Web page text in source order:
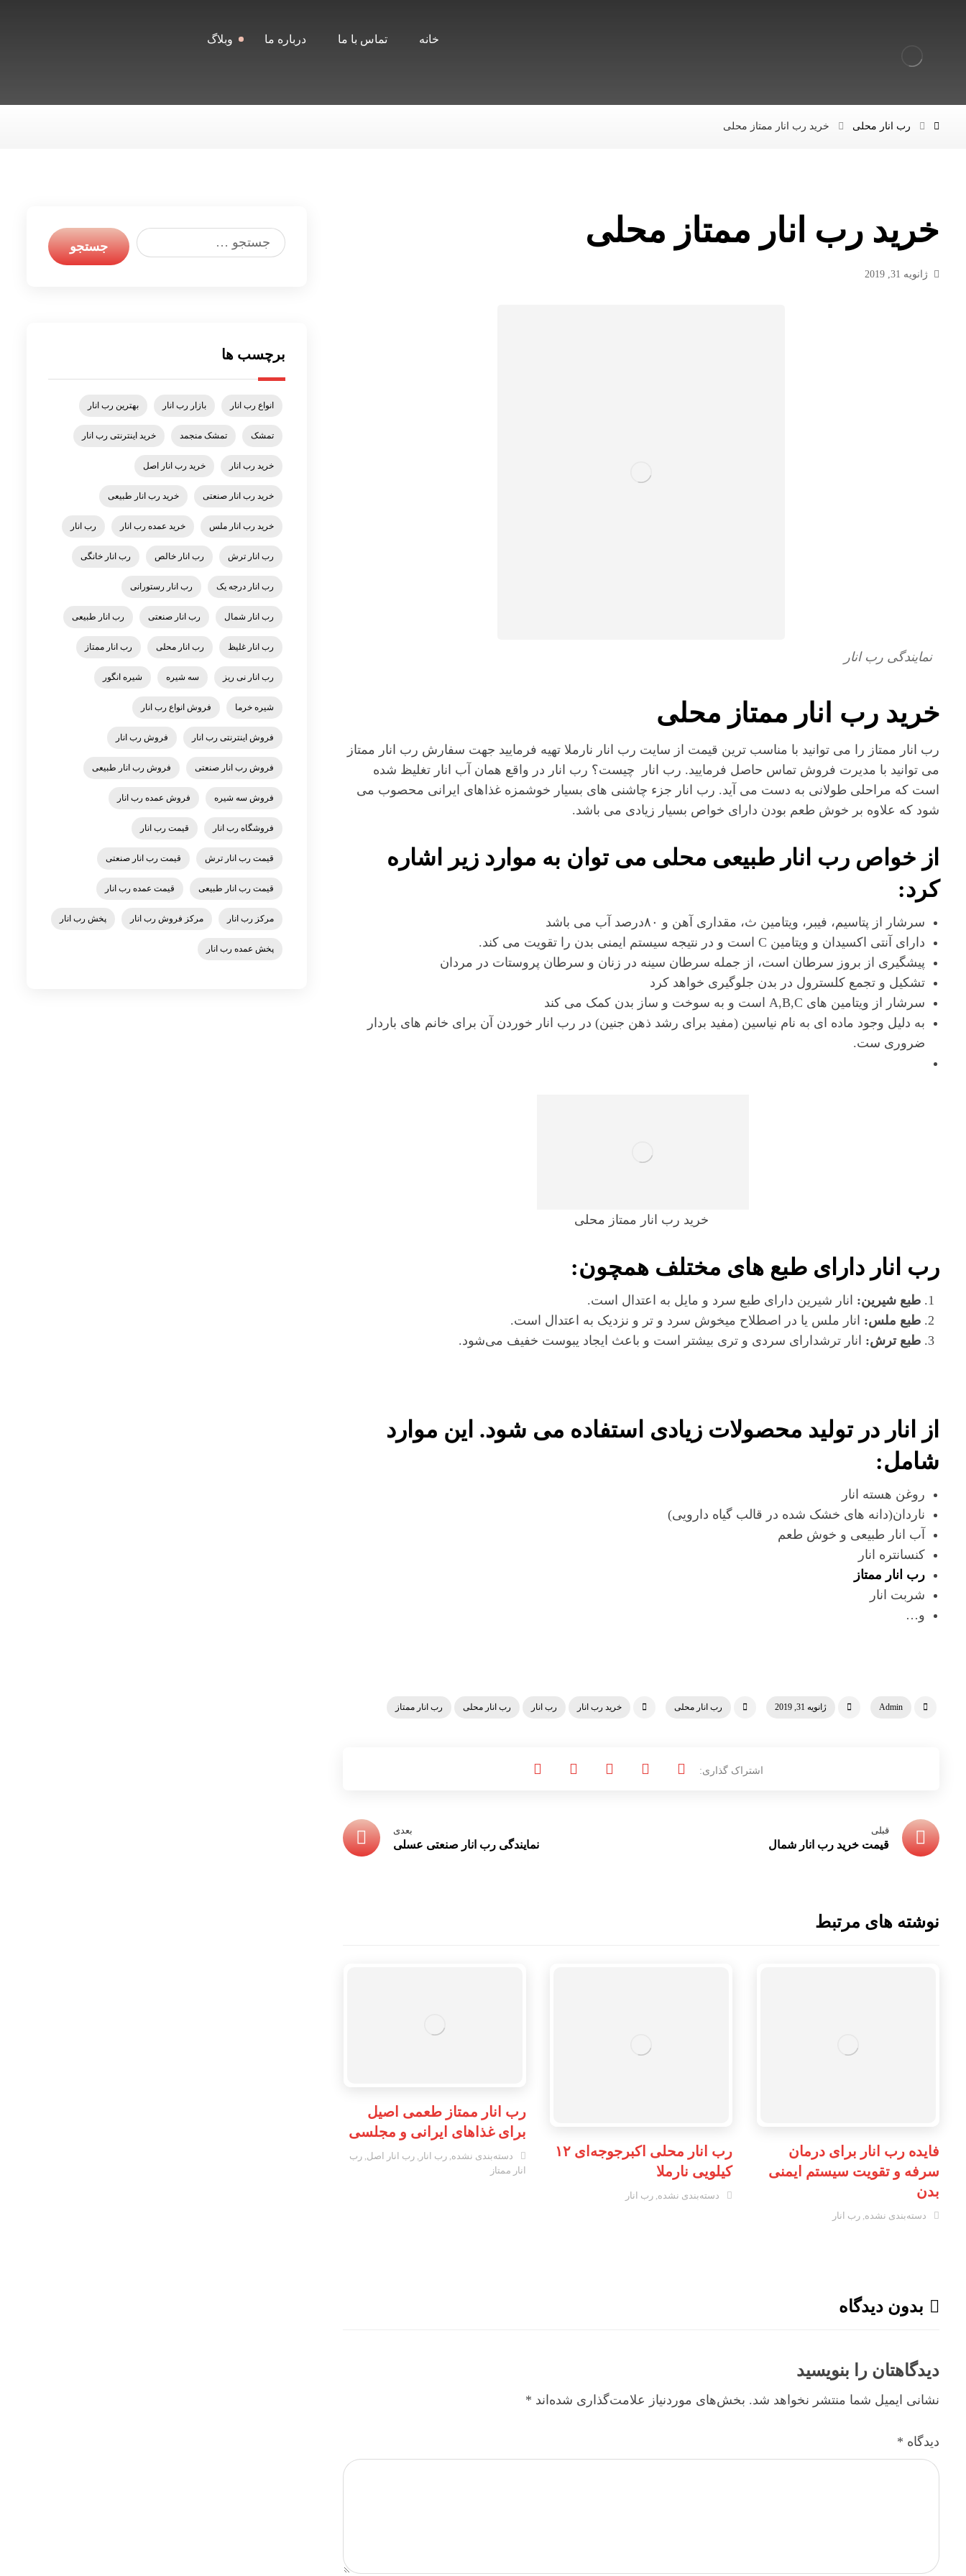
خانه تماس با ما درباره ما وبلاگ
رب انار محلی خرید رب انار ممتاز محلی
خرید رب انار ممتاز محلی
ژانویه 31, 2019
نمایندگی رب انار
خرید رب انار ممتاز محلی
رب انار ممتاز را می توانید با مناسب ترین قیمت از سایت رب انار نارملا تهیه فرمایید جهت سفارش رب انار ممتاز
می توانید با مدیرت فروش تماس حاصل فرمایید. رب انار چیست؟ رب انار در واقع همان آب انار تغلیظ شده
است که مراحلی طولانی به دست می آید. رب انار جزء چاشنی های بسیار خوشمزه غذاهای ایرانی محصوب می
شود که علاوه بر خوش طعم بودن دارای خواص بسیار زیادی می باشد.
از خواص رب انار طبیعی محلی می توان به موارد زیر اشاره
کرد:
سرشار از پتاسیم، فیبر، ویتامین ث، مقداری آهن و ۸۰درصد آب می باشد
دارای آنتی اکسیدان و ویتامین C است و در نتیجه سیستم ایمنی بدن را تقویت می کند.
پیشگیری از بروز سرطان است، از جمله سرطان سینه در زنان و سرطان پروستات در مردان
تشکیل و تجمع کلسترول در بدن جلوگیری خواهد کرد
سرشار از ویتامین های A,B,C است و به سوخت و ساز بدن کمک می کند
به دلیل وجود ماده ای به نام نیاسین (مفید برای رشد ذهن جنین) در رب انار خوردن آن برای خانم های باردار
ضروری ست.
خرید رب انار ممتاز محلی
رب انار دارای طبع های مختلف همچون:
طبع شیرین: انار شیرین دارای طبع سرد و مایل به اعتدال است.
طبع ملس: انار ملس یا در اصطلاح میخوش سرد و تر و نزدیک به اعتدال است.
طبع ترش: انار ترشدارای سردی و تری بیشتر است و باعث ایجاد یبوست خفیف می‌شود.
از انار در تولید محصولات زیادی استفاده می شود. این موارد
شامل:
روغن هسته انار
ناردان(دانه های خشک شده در قالب گیاه دارویی)
آب انار طبیعی و خوش طعم
کنسانتره انار
رب انار ممتاز
شربت انار
و…
Admin ژانویه 31, 2019 رب انار محلی خرید رب انار رب انار رب انار محلی رب انار ممتاز
قبلی
قیمت خرید رب انار شمال
بعدی
نمایندگی رب انار صنعتی عسلی
نوشته های مرتبط
فایده رب انار برای درمان
سرفه و تقویت سیستم ایمنی
بدن
دسته‌بندی نشده رب انار
رب انار محلی اکبرجوجه‌ای ۱۲
کیلویی نارملا
دسته‌بندی نشده رب انار
رب انار ممتاز طعمی اصیل
برای غذاهای ایرانی و مجلسی
دسته‌بندی نشده,رب انار ,رب انار اصل,رب
انار ممتاز
بدون دیدگاه
دیدگاهتان را بنویسید
نشانی ایمیل شما منتشر نخواهد شد. بخش‌های موردنیاز علامت‌گذاری شده‌اند *
دیدگاه *
برچسب ها
انواع رب انار بازار رب انار بهترین رب انار
تمشک تمشک منجمد خرید اینترنتی رب انار
خرید رب انار خرید رب انار اصل
خرید رب انار صنعتی خرید رب انار طبیعی
خرید رب انار ملس خرید عمده رب انار رب انار
رب انار ترش رب انار خالص رب انار خانگی
رب انار درجه یک رب انار رستورانی
رب انار شمال رب انار صنعتی رب انار طبیعی
رب انار غلیظ رب انار محلی رب انار ممتاز
رب انار نی ریز سه شیره شیره انگور
شیره خرما فروش انواع رب انار
فروش اینترنتی رب انار فروش رب انار
فروش رب انار صنعتی فروش رب انار طبیعی
فروش سه شیره فروش عمده رب انار
فروشگاه رب انار قیمت رب انار
قیمت رب انار ترش قیمت رب انار صنعتی
قیمت رب انار طبیعی قیمت عمده رب انار
مرکز رب انار مرکز فروش رب انار پخش رب انار
پخش عمده رب انار